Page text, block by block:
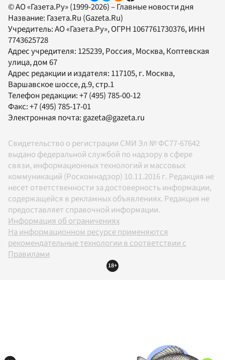
© АО «Газета.Ру» (1999-2026) – Главные новости дня
Название: Газета.Ru (Gazeta.Ru)
Учредитель:АО «Газета.Ру», ОГРН 1067761730376, ИНН
7743625728
Адрес учредителя: 125239, Россия, Москва, Коптевская
улица, дом 67
Адрес редакции и издателя: 117105, г. Москва,
Варшавское шоссе, д.9, стр.1
Телефон редакции:+7 (495) 785-00-12
Факс:+7 (495) 785-17-01
Электронная почта: gazeta@gazeta.ru
Свидетельство о регистрации СМИ Эл № ФС77-67642
выдано федеральной службой по надзору в сфере
связи, информационных технологий и массовых
коммуникаций (Роскомнадзор) 10.11.2016 г. Редакция не
несет ответственности за достоверность информации,
содержащейся в рекламных объявлениях. Редакция не
предоставляет справочной информации.
Информация об ограничениях
На информационном ресурсе применяются
рекомендательные технологии в соответствии с
Правилами
18+